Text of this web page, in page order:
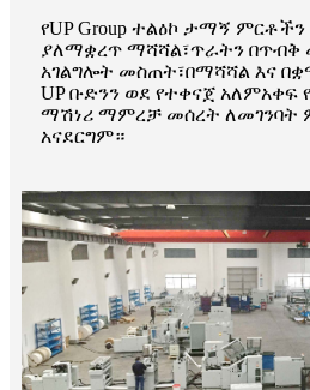
የUP Group ተልዕኮ ታማኝ
ያለማቋረጥ ማሻሻል፣ጥራትን በጥብቅ
አገልግሎት መስጠት፣በማሻሻል እና
UP ቡድንን ወደ የተቀናጀ አለምአቀፍ
ማሽነሪ ማምረቻ መሰረት ለመገንባት
አናደርግም።